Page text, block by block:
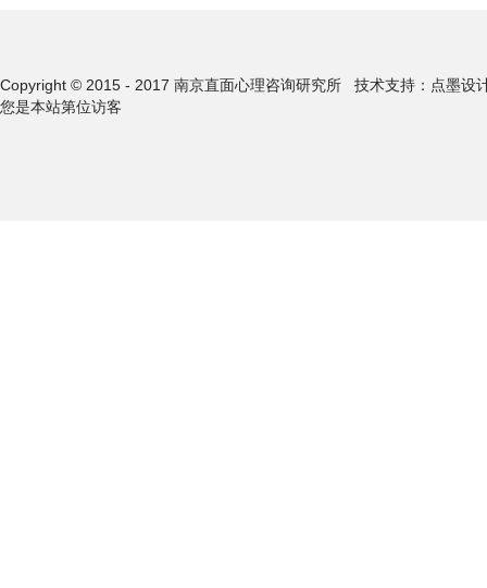
Copyright © 2015 - 2017 南京直面心理咨询研究所 技术支持：点墨设
您是本站第位访客